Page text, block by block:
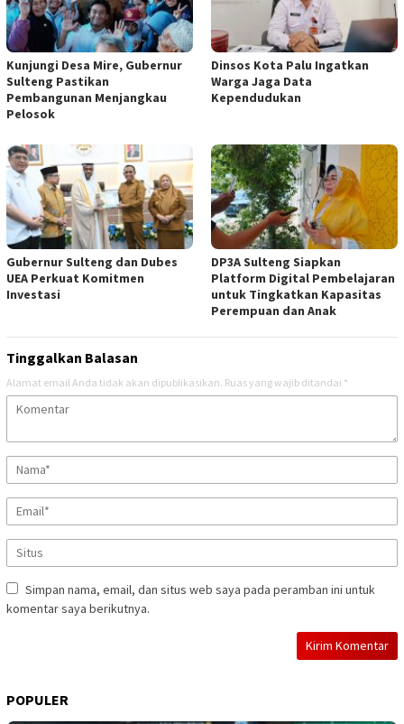
Kunjungi Desa Mire, Gubernur
Sulteng Pastikan
Pembangunan Menjangkau
Pelosok
Dinsos Kota Palu Ingatkan
Warga Jaga Data
Kependudukan
Gubernur Sulteng dan Dubes
UEA Perkuat Komitmen
Investasi
DP3A Sulteng Siapkan
Platform Digital Pembelajaran
untuk Tingkatkan Kapasitas
Perempuan dan Anak
Tinggalkan Balasan
Alamat email Anda tidak akan dipublikasikan. Ruas yang wajib ditandai *
Simpan nama, email, dan situs web saya pada peramban ini untuk
komentar saya berikutnya.
POPULER